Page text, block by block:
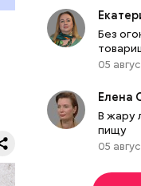
Без
05
Елена
В жару
пищу
05